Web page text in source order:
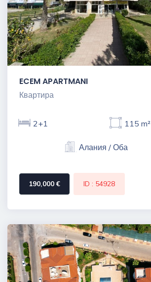
ECEM APARTMANI
Квартира
2+1 115 m²
Алания / Оба
190,000 € ID : 54928